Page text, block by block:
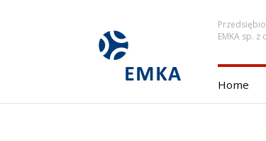
EMKA sp. z
Home